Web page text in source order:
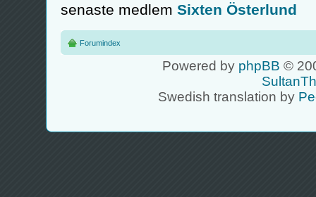
senaste medlem Sixten Österlund
Forumindex
Powered by phpBB ©
Swedish translation by